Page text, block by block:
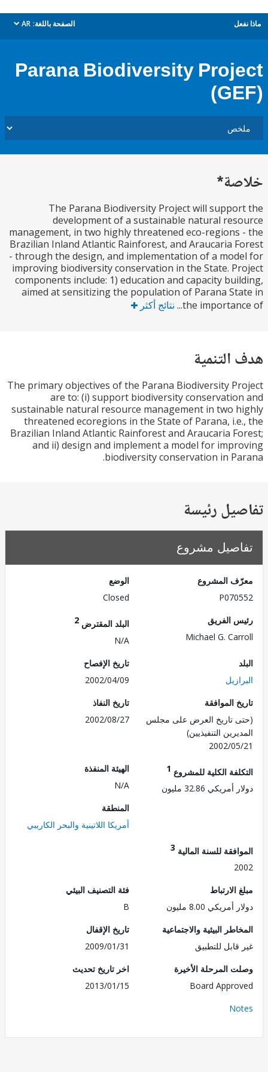
الصفحة باللغة: AR
dropdown
Parana Biodiversity
The Parana Biodiversity Project will
development of a sustainable natural
management, in two highly threatened eco-
Brazilian Inland Atlantic Rainforest, and Araucaria
- through the design, and implementation of a
improving biodiversity conservation in the State.
components include: 1) education and capacity
aimed at sensitizing the population of Parana
the نتائج أكثر
The primary objectives of the Parana Biodiversity
are to: (i) support biodiversity
sustainable natural resource management in two
threatened ecoregions in the State of Parana,
Brazilian Inland Atlantic Rainforest and Araucaria
and ii) design and implement a model for
biodiversity conservation in
رئيسة
مشروع
المشروع
الفريق
Michael G.
البلد المقترض
تاريخ الإفصاح
2002/04/09
الموافقة
تاريخ العرض على مجلس
التنفيذيين)
2002/
تاريخ النفاذ
2002/08/27
الكلية للمشروع1
32.86 مليون
الهيئة المنفذة
أمريكا اللاتينية والبحر الكاريبي
للسنة المالية3
8.00 مليون
فئة التصنيف البيئي
البيئية والاجتماعية
للتطبيق
تاريخ الإقفال
2009/01/31
المرحلة الأخيرة
Board
اخر تاريخ تحديث
2013/01/15